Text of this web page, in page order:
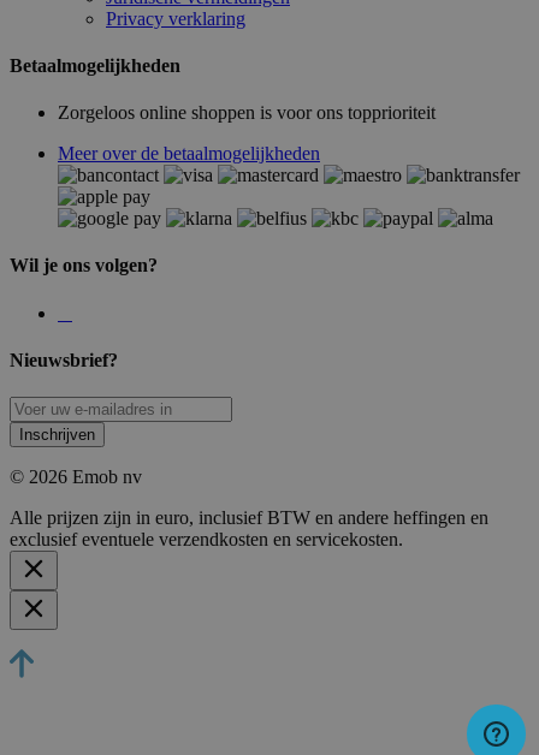
Privacy verklaring
Betaalmogelijkheden
Zorgeloos online shoppen is voor ons topprioriteit
Meer over de betaalmogelijkheden
Wil je ons volgen?
Nieuwsbrief?
Inschrijven
© 2026 Emob nv
Alle prijzen zijn in euro, inclusief BTW en andere heffingen en
exclusief eventuele verzendkosten en servicekosten.